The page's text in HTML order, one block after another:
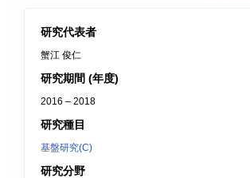
研究代表者
蟹江 俊仁
研究期間 (年度)
2016 – 2018
研究種目
基盤研究(C)
研究分野